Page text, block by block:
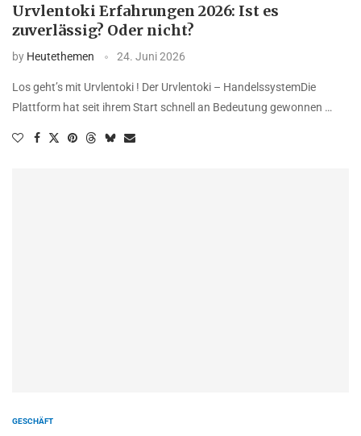
Urvlentoki Erfahrungen 2026: Ist es
zuverlässig? Oder nicht?
by Heutethemen 24. Juni 2026
Los geht’s mit Urvlentoki ! Der Urvlentoki – HandelssystemDie
Plattform hat seit ihrem Start schnell an Bedeutung gewonnen …
GESCHÄFT